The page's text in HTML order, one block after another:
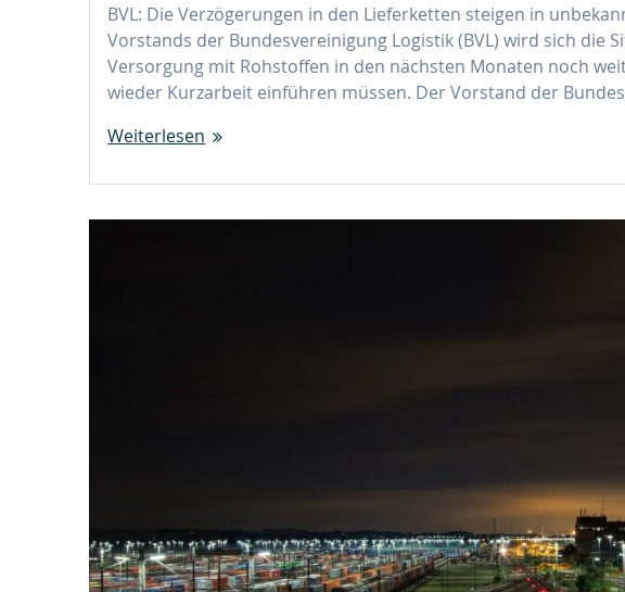
BVL: Die Verzögerungen in den Lieferketten steigen in
Vorstands der Bundesvereinigung Logistik (BVL) wird sich die
Versorgung mit Rohstoffen in den nächsten Monaten noch
wieder Kurzarbeit einführen müssen. Der Vorstand der
Weiterlesen